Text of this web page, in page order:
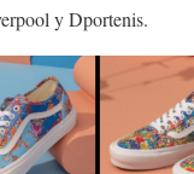
y Dportenis.